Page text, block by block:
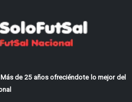
de 25 años ofreciéndote lo mejor del